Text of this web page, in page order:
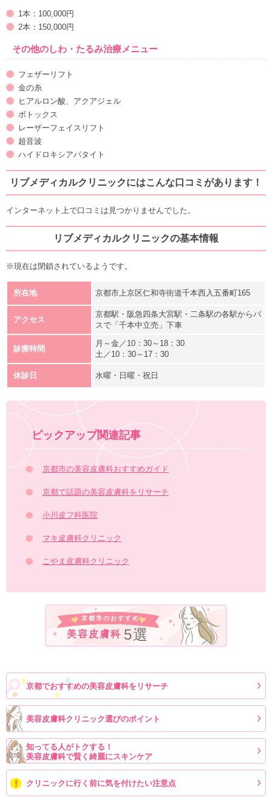
1本：100,000円
2本：150,000円
その他のしわ・たるみ治療メニュー
フェザーリフト
金の糸
ヒアルロン酸、アクアジェル
ボトックス
レーザーフェイスリフト
超音波
ハイドロキシアパタイト
リブメディカルクリニックにはこんな口コミがあります！
インターネット上で口コミは見つかりませんでした。
リブメディカルクリニックの基本情報
※現在は閉鎖されているようです。
所在地 京都市上京区仁和寺街道千本西入五番町165
アクセス
京都駅・阪急四条大宮駅・二条駅の各駅からバ
スで「千本中立売」下車
診療時間
月～金／10：30～18：30
土／10：30～17：30
休診日 水曜・日曜・祝日
ピックアップ関連記事
京都市の美容皮膚科おすすめガイド
京都で話題の美容皮膚科をリサーチ
小川皮フ科医院
マキ皮膚科クリニック
こやま皮膚科クリニック
京都市のおすすめ
美容皮膚科 5選
京都でおすすめの美容皮膚科をリサーチ
美容皮膚科クリニック選びのポイント
知ってる人がトクする！
美容皮膚科で賢く綺麗にスキンケア
クリニックに行く前に気を付けたい注意点